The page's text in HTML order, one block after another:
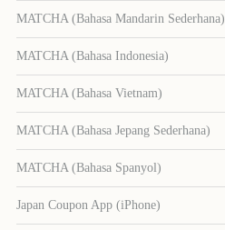
MATCHA (Bahasa Mandarin Sederhana)
MATCHA (Bahasa Indonesia)
MATCHA (Bahasa Vietnam)
MATCHA (Bahasa Jepang Sederhana)
MATCHA (Bahasa Spanyol)
Japan Coupon App (iPhone)